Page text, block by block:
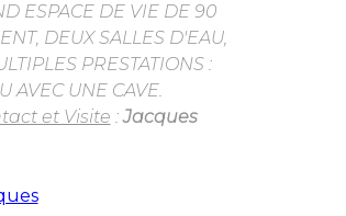
ESPACE DE VIE DE 90
DEUX SALLES D'EAU,
PRESTATIONS :
AVEC UNE CAVE.
et Visite :Jacques